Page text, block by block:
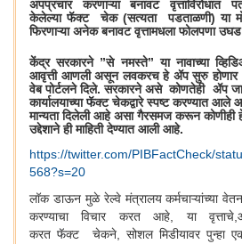
अपप्रचार करणाऱ्या बनावट
केलेल्याफॅक्ट चेक (सत्यता पडताळणी) या
फिरणाऱ्या अनेक बनावट वृत्तामधला फोलपणा
केंद्र सरकारने ”से नमस्ते” या नावाच्या
आवृत्ती आणली असून लवकरच हे ॲप सुरु
वेब पोर्टलने दिले. सरकारने असे कोणतेही ॲप
कार्यालयाच्याफॅक्ट चेकद्वारे स्पष्ट करण्यात
मान्यता दिलेली आहे असा गैरसमज करून
उद्देशाने ही माहिती देण्यात आली आहे.
https://twitter.com/PIBFactCheck/
568?s=20
लॉक डाऊन मुळे रेल्वे मंत्रालय कर्मचाऱ्यांच्या
करण्याचा विचार करत आहे, या
करतफॅक्ट चेकने, सोशल मिडीयावर पुन्हा